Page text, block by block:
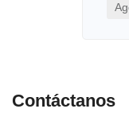
Contáctanos